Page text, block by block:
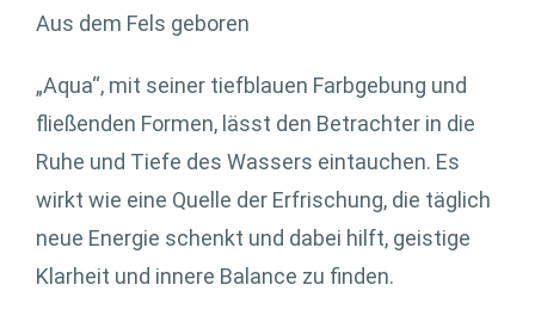
Aus dem Fels geboren
„Aqua“, mit seiner tiefblauen Farbgebung und
fließenden Formen, lässt den Betrachter in die
Ruhe und Tiefe des Wassers eintauchen. Es
wirkt wie eine Quelle der Erfrischung, die täglich
neue Energie schenkt und dabei hilft, geistige
Klarheit und innere Balance zu finden.